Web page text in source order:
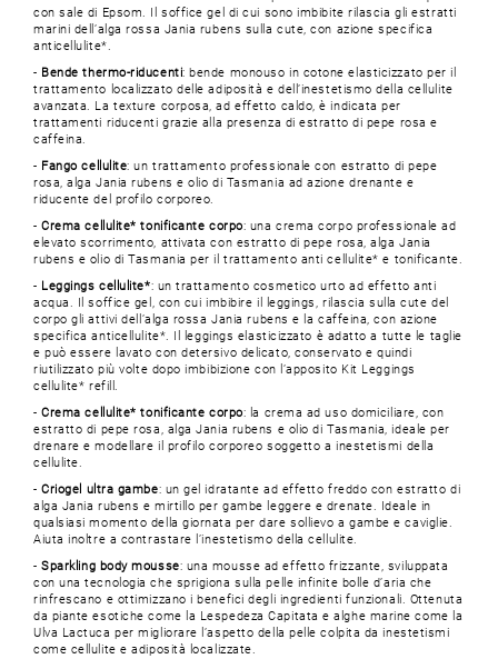
con sale di Epsom. Il soffice gel di cui sono imbibite rilascia gli estratti
marini dell’alga rossa Jania rubens sulla cute, con azione specifica
anticellulite*.
- Bende thermo-riducenti: bende monouso in cotone elasticizzato per il
trattamento localizzato delle adiposità e dell’inestetismo della cellulite
avanzata. La texture corposa, ad effetto caldo, è indicata per
trattamenti riducenti grazie alla presenza di estratto di pepe rosa e
caffeina.
- Fango cellulite: un trattamento professionale con estratto di pepe
rosa, alga Jania rubens e olio di Tasmania ad azione drenante e
riducente del profilo corporeo.
-Crema cellulite* tonificante corpo: una crema corpo professionale ad
elevato scorrimento, attivata con estratto di pepe rosa, alga Jania
rubens e olio di Tasmania per il trattamento anti cellulite* e tonificante.
- Leggings cellulite*: un trattamento cosmetico urto ad effetto anti
acqua. Il soffice gel, con cui imbibire il leggings, rilascia sulla cute del
corpo gli attivi dell’alga rossa Jania rubens e la caffeina, con azione
specifica anticellulite*. Il leggings elasticizzato è adatto a tutte le taglie
e può essere lavato con detersivo delicato, conservato e quindi
riutilizzato più volte dopo imbibizione con l’apposito Kit Leggings
cellulite* refill.
-Crema cellulite* tonificante corpo: la crema ad uso domiciliare, con
estratto di pepe rosa, alga Jania rubens e olio di Tasmania, ideale per
drenare e modellare il profilo corporeo soggetto a inestetismi della
cellulite.
-Criogel ultra gambe: un gel idratante ad effetto freddo con estratto di
alga Jania rubens e mirtillo per gambe leggere e drenate. Ideale in
qualsiasi momento della giornata per dare sollievo a gambe e caviglie.
Aiuta inoltre a contrastare l’inestetismo della cellulite.
-Sparkling body mousse: una mousse ad effetto frizzante, sviluppata
con una tecnologia che sprigiona sulla pelle infinite bolle d’aria che
rinfrescano e ottimizzano i benefici degli ingredienti funzionali. Ottenuta
da piante esotiche come la Lespedeza Capitata e alghe marine come la
Ulva Lactuca per migliorare l’aspetto della pelle colpita da inestetismi
come cellulite e adiposità localizzate.